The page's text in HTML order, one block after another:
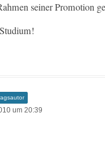
sein­er Pro­mo­tion
um 20:39